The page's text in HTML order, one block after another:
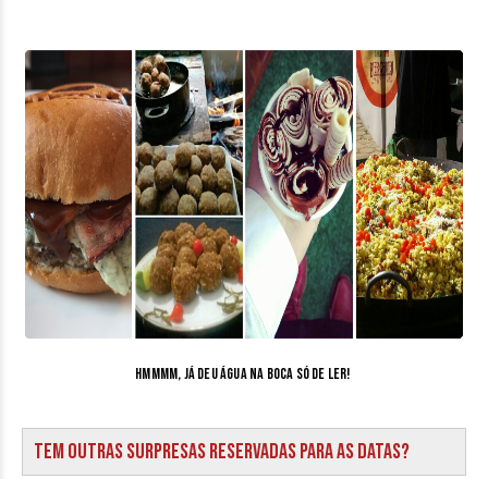
Hmmmm, já deu água na boca só de ler!
Tem outras surpresas reservadas para as datas?